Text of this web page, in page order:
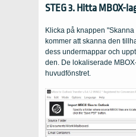
STEG 3. Hitta MBOX-
Klicka på knappen
kommer att skanna den
dess undermappar och
den. De lokaliserade
huvudfönstret.